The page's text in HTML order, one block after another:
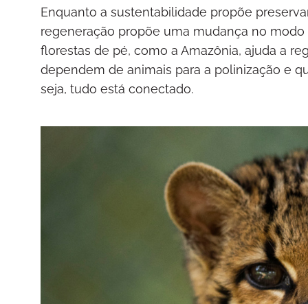
Enquanto a sustentabilidade propõe
regeneração propõe uma mudança no
florestas de pé, como a Amazônia, ajuda a
dependem de animais para a polinização e
seja, tudo está conectado.